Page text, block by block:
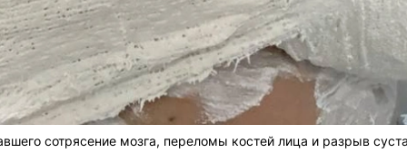
сотрясение мозга, переломы костей лица и разрыв